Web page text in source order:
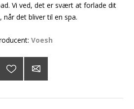
Vi ved, det er svært at forlade dit
når det bliver til en spa.
Voesh